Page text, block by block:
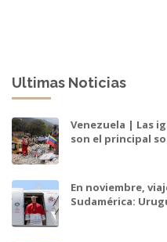
Ultimas Noticias
Venezuela | Las
son el principal
En noviembre,
Sudamérica: